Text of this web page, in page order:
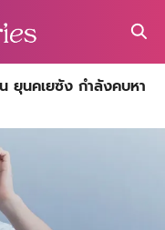
ยุนคเยซัง กำลังคบหา